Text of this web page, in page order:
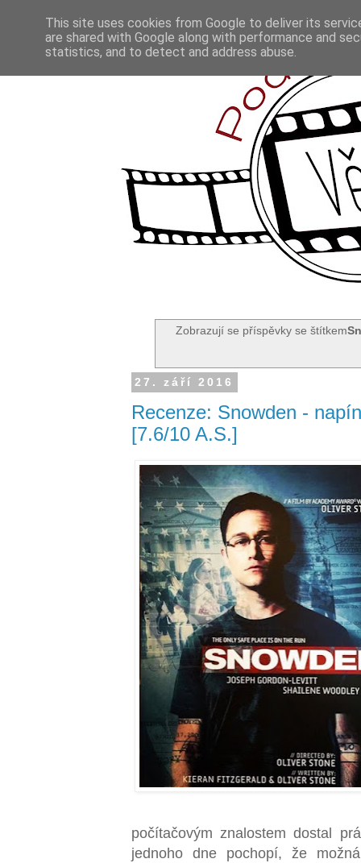
Zobrazují se příspěvky se štítkem
27. září 2016
Recenze: Snowden -
[7.6/10 A.S.]
počítačovým znalostem dostal
jednoho dne pochopí, že
This site uses cookies from Google to deliver its
are shared with Google along with performance and
statistics, and to detect and address abuse.